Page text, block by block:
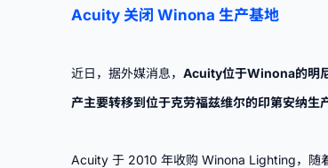
Acuity 关闭 Winona 生产基地
近日，据外媒消息， Acuity位于Winona的明
产主要转移到位于克劳福兹维尔的印第安纳生
Acuity 于 2010 年收购 Winona Lighting，随